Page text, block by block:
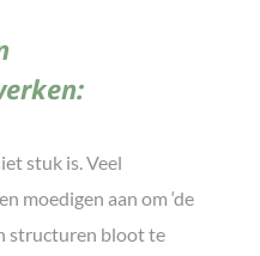
stuk is. Veel
moedigen aan om ‘de
structuren bloot te